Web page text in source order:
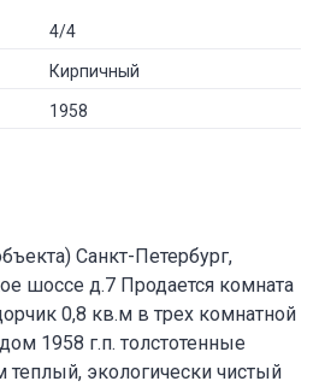
4/4
Кирпичный
1958
Cанкт-Петербург,
шоссе д.7 Продается комната
0,8 кв.м в трех комнатной
1958 г.п. толстотенные
экологически чистый